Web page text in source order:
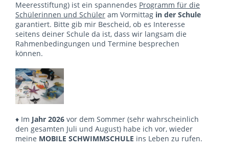
Meeresstiftung) ist ein spannendes Programm für die
Schülerinnen und Schüler am Vormittag in der Schule
garantiert. Bitte gib mir Bescheid, ob es Interesse
seitens deiner Schule da ist, dass wir langsam die
Rahmenbedingungen und Termine besprechen
können.
♦ Im Jahr 2026 vor dem Sommer (sehr wahrscheinlich
den gesamten Juli und August) habe ich vor, wieder
meine MOBILE SCHWIMMSCHULE ins Leben zu rufen.